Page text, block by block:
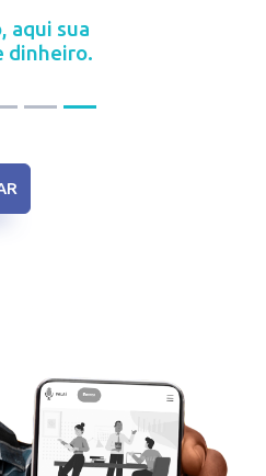
mesmo, aqui sua
vale dinheiro.